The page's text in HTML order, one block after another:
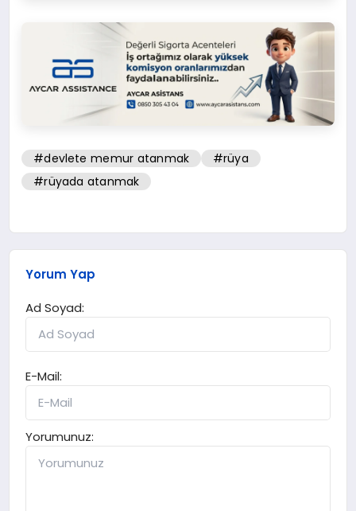
#devlete memur atanmak
#rüya
#rüyada atanmak
Yorum Yap
Ad Soyad:
E-Mail:
Yorumunuz: